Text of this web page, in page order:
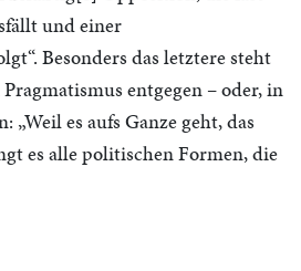
und einer
Besonders das letztere steht
entgegen – oder, in
„Weil es aufs Ganze geht, das
es alle politischen Formen, die